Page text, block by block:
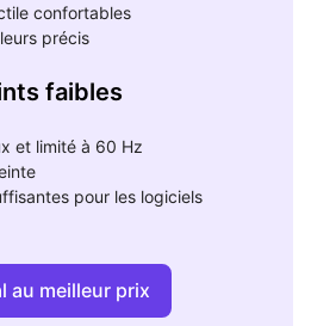
confortables
précis
faibles
et limité à 60 Hz
pour les logiciels
au meilleur prix